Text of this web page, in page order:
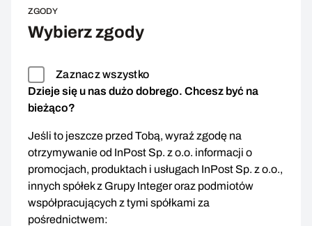
ZGODY
Wybierz zgody
Zaznacz wszystko
Dzieje się u nas dużo dobrego. Chcesz być na
bieżąco?
Jeśli to jeszcze przed Tobą, wyraź zgodę na
otrzymywanie od InPost Sp. z o.o. informacji o
promocjach, produktach i usługach InPost Sp. z o.o.,
innych spółek z Grupy Integer oraz podmiotów
współpracujących z tymi spółkami za
pośrednictwem: